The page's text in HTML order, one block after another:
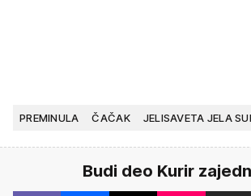
PREMINULA ČAČAK JELISAVETA JELA
Budi deo Kurir